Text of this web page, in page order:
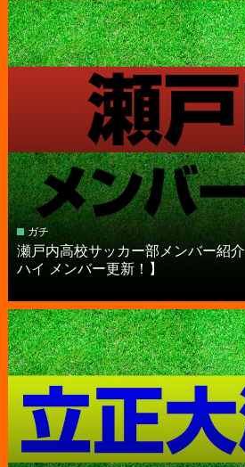
ガチ
瀬戸内高校サッカー部メンバー紹
ハイ メンバー更新！】